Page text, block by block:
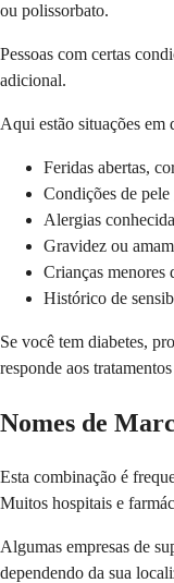
ou polissorbato.
Pessoas com certas
adicional.
Aqui estão situações em
Feridas abertas,
Condições de
Alergias
Gravidez ou
Crianças menores
Histórico de
Se você tem diabetes,
responde aos
Nomes de
Esta combinação é
Muitos hospitais e
Algumas empresas de
dependendo da sua